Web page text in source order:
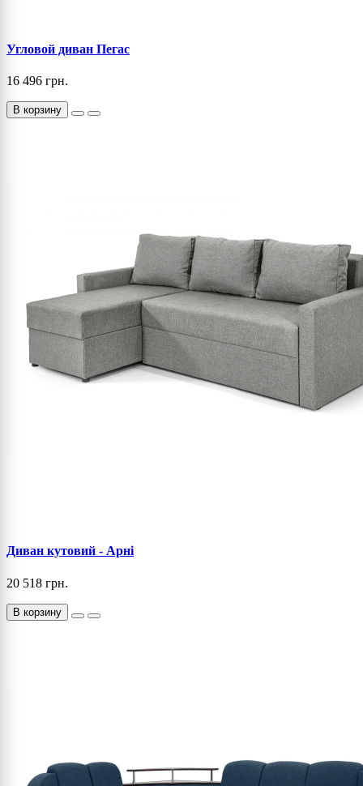
Угловой диван Пегас
16 496 грн.
В корзину
Диван кутовий - Арні
20 518 грн.
В корзину